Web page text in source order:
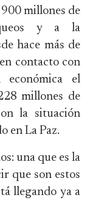
millones de
y a la
hace más de
contacto con
económica el
millones de
la situación
en La Paz.
una que es la
que son estos
llegando ya a